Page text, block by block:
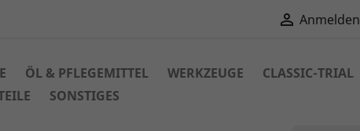
 Anmelden
ÖL & PFLEGEMITTEL WERKZEUGE CLASSIC-TRIAL
SONSTIGES